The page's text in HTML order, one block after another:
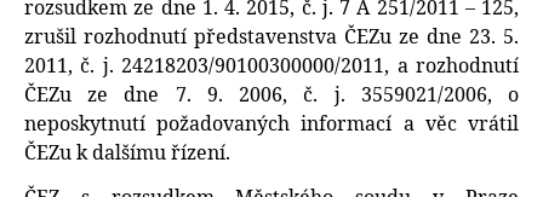
rozsudkem ze dne 1. 4. 2015, č. j. 7 A 251/2011 – 125,
zrušil rozhodnutí představenstva ČEZu ze dne 23. 5.
2011, č. j. 24218203/90100300000/2011, a rozhodnutí
ČEZu ze dne 7. 9. 2006, č. j. 3559021/2006, o
neposkytnutí požadovaných informací a věc vrátil
ČEZu k dalšímu řízení.